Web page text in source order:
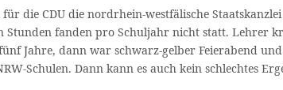
die CDU die nordrhein-westfälische
fanden pro Schuljahr nicht statt. Lehrer
Jahre, dann war schwarz-gelber Feierabend
Schulen. Dann kann es auch kein schlechtes